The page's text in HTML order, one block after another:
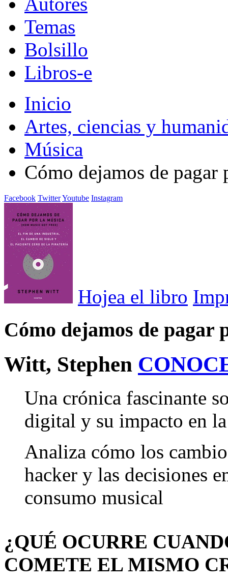
Temas
Bolsillo
Libros-e
Inicio
Artes, ciencias y
Música
Cómo dejamos de pagar
Facebook TwitterYoutube Instagram
Hojea el libro
Cómo dejamos de pagar
Witt, Stephen
Una crónica fascinante
digital y su impacto en
Analiza cómo los
hacker y las decisiones
consumo musical
¿QUÉ OCURRE
COMETE EL MISMO